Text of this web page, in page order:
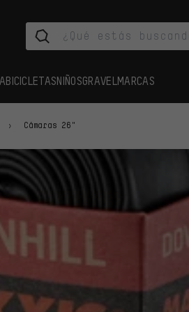
BICICLETASNIÑOSGRAVEL MARCAS
Cámaras 26"